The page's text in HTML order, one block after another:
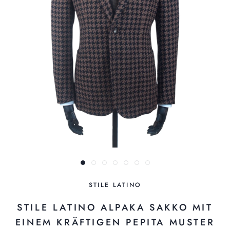
STILE LATINO
STILE LATINO ALPAKA SAKKO MIT
EINEM KRÄFTIGEN PEPITA MUSTER